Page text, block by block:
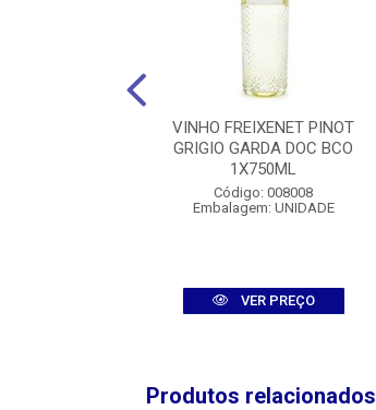
VINHO FREIXENET PINOT
GRIGIO GARDA DOC BCO
1X750ML
Código: 008008
Embalagem: UNIDADE
VER PREÇO
Produtos relacionados